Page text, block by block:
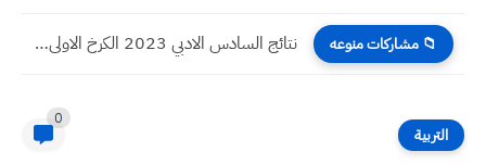
📁 مشاركات منوعه نتائج السادس الادبي 2023 الكرخ الاولى الدور الاول
التربية
0